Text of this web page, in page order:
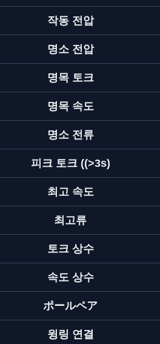
작동 전압
명소 전압
명목 토크
명목 속도
명소 전류
피크 토크 ((>3s)
최고 속도
최고류
토크 상수
속도 상수
ポールペア
윙링 연결